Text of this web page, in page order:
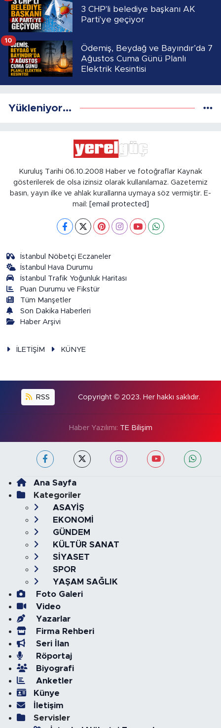
3 CHP'li belediye başkanı AK
Parti'ye geçiyor
Ödemiş, Beydağ ve Bayındır’da 7
Ağustos Cuma Günü Planlı
Elektrik Kesintisi
10
Yükleniyor...
Kuruluş Tarihi 06.10.2008 Haber ve fotoğraflar Kaynak
gösterilerek de olsa izinsiz olarak kullanılamaz. Gazetemiz
basın, yayın ilke ve ahlak kurallarına uymaya söz vermiştir. E-
mail:
[email protected]
İstanbul Nöbetçi Eczaneler
İstanbul Hava Durumu
İstanbul Trafik Yoğunluk Haritası
Puan Durumu ve Fikstür
Tüm Manşetler
Son Dakika Haberleri
Haber Arşivi
İLETİŞİM KÜNYE
RSS Copyright © 2023. Her hakkı saklıdır.
Haber Yazılımı: TE Bilişim
Ana Sayfa
Kategoriler
ASAYİŞ
EKONOMİ
GÜNDEM
KÜLTÜR SANAT
SİYASET
SPOR
YAŞAM SAĞLIK
Foto Galeri
Video
Yazarlar
Firma Rehberi
Seri İlan
Röportaj
Biyografi
Anketler
Künye
İletişim
Servisler